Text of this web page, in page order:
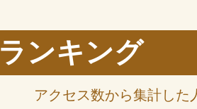
ランキング
アクセス数から集計した